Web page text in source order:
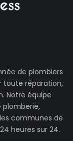
de plombiers
toute réparation,
Notre équipe
plomberie,
communes de
heures sur 24.